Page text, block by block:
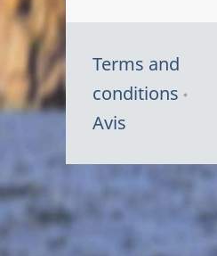
Terms and
conditions
Avis